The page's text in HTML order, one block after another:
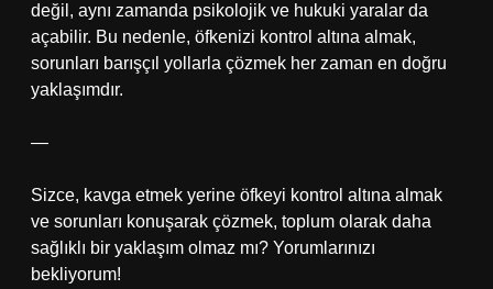
değil, aynı zamanda psikolojik ve hukuki yaralar da
açabilir. Bu nedenle, öfkenizi kontrol altına almak,
sorunları barışçıl yollarla çözmek her zaman en doğru
yaklaşımdır.
—
Sizce, kavga etmek yerine öfkeyi kontrol altına almak
ve sorunları konuşarak çözmek, toplum olarak daha
sağlıklı bir yaklaşım olmaz mı? Yorumlarınızı
bekliyorum!